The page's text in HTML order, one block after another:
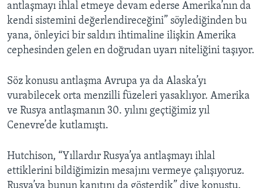
antlaşmayı ihlal etmeye devam ederse Amerika’nın da
kendi sistemini değerlendireceğini” söylediğinden bu
yana, önleyici bir saldırı ihtimaline ilişkin Amerika
cephesinden gelen en doğrudan uyarı niteliğini taşıyor.
Söz konusu antlaşma Avrupa ya da Alaska’yı
vurabilecek orta menzilli füzeleri yasaklıyor. Amerika
ve Rusya antlaşmanın 30. yılını geçtiğimiz yıl
Cenevre’de kutlamıştı.
Hutchison, “Yıllardır Rusya’ya antlaşmayı ihlal
ettiklerini bildiğimizin mesajını vermeye çalışıyoruz.